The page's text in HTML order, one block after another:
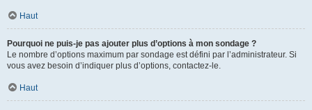
Haut
Pourquoi ne puis-je pas ajouter plus d’options à mon sondage ?
Le nombre d’options maximum par sondage est défini par l’administrateur. Si
vous avez besoin d’indiquer plus d’options, contactez-le.
Haut